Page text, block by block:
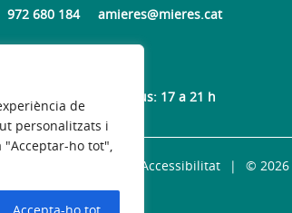
de
personalitzats i
ho tot",
972 680 184
amieres@mieres.cat
h | Dimarts i dijous: 17 a 21 h
Accessibilitat © 2026